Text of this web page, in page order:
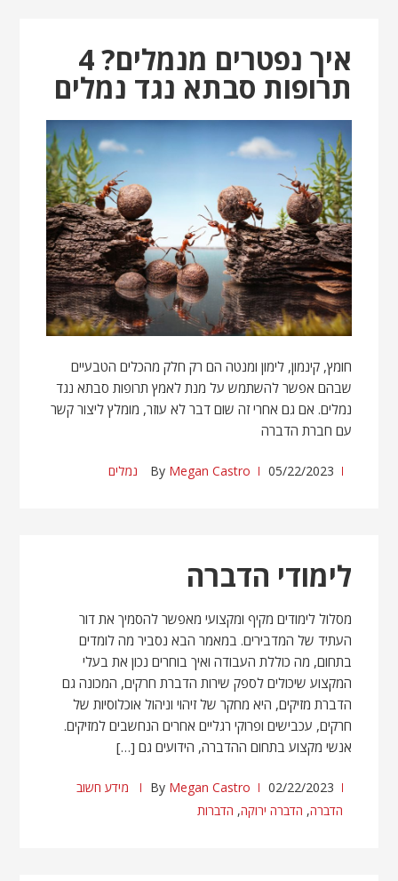
איך נפטרים מנמלים? 4
תרופות סבתא נגד נמלים
חומץ, קינמון, לימון ומנטה הם רק חלק מהכלים הטבעיים
שבהם אפשר להשתמש על מנת לאמץ תרופות סבתא נגד
נמלים. אם גם אחרי זה שום דבר לא עוזר, מומלץ ליצור קשר
עם חברת הדברה
05/22/2023
By Megan Castro נמלים
לימודי הדברה
מסלול לימודים מקיף ומקצועי מאפשר להסמיך את דור
העתיד של המדבירים. במאמר הבא נסביר מה לומדים
בתחום, מה כוללת העבודה ואיך בוחרים נכון את בעלי
המקצוע שיכולים לספק שירות הדברת חרקים, המכונה גם
הדברת מזיקים, היא מחקר של זיהוי וניהול אוכלוסיות של
חרקים, עכבישים ופרוקי רגליים אחרים הנחשבים למזיקים.
אנשי מקצוע בתחום ההדברה, הידועים גם […]
02/22/2023
By Megan Castro
מידע חשוב
הדברה, הדברה ירוקה, הדברות